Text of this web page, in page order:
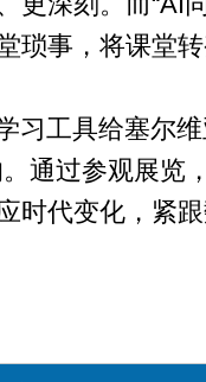
琐事，将课堂
习工具给塞尔
通过参观展览
时代变化，紧